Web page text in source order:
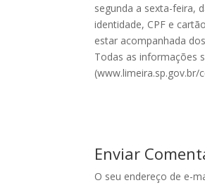
segunda a sexta-feira,
identidade, CPF e
estar acompanhada
Todas as informações
Enviar
O seu endereço de e-